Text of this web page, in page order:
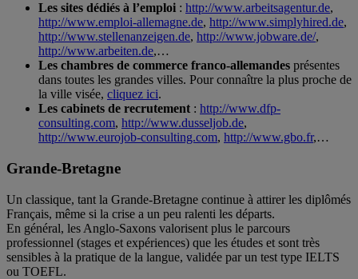
Les sites dédiés à l’emploi : http://www.arbeitsagentur.de,
http://www.emploi-allemagne.de, http://www.simplyhired.de,
http://www.stellenanzeigen.de, http://www.jobware.de/,
http://www.arbeiten.de,…
Les chambres de commerce franco-allemandes présentes
dans toutes les grandes villes. Pour connaître la plus proche de
la ville visée, cliquez ici.
Les cabinets de recrutement : http://www.dfp-
consulting.com, http://www.dusseljob.de,
http://www.eurojob-consulting.com, http://www.gbo.fr,…
Grande-Bretagne
Un classique, tant la Grande-Bretagne continue à attirer les diplômés
Français, même si la crise a un peu ralenti les départs.
En général, les Anglo-Saxons valorisent plus le parcours
professionnel (stages et expériences) que les études et sont très
sensibles à la pratique de la langue, validée par un test type IELTS
ou TOEFL.